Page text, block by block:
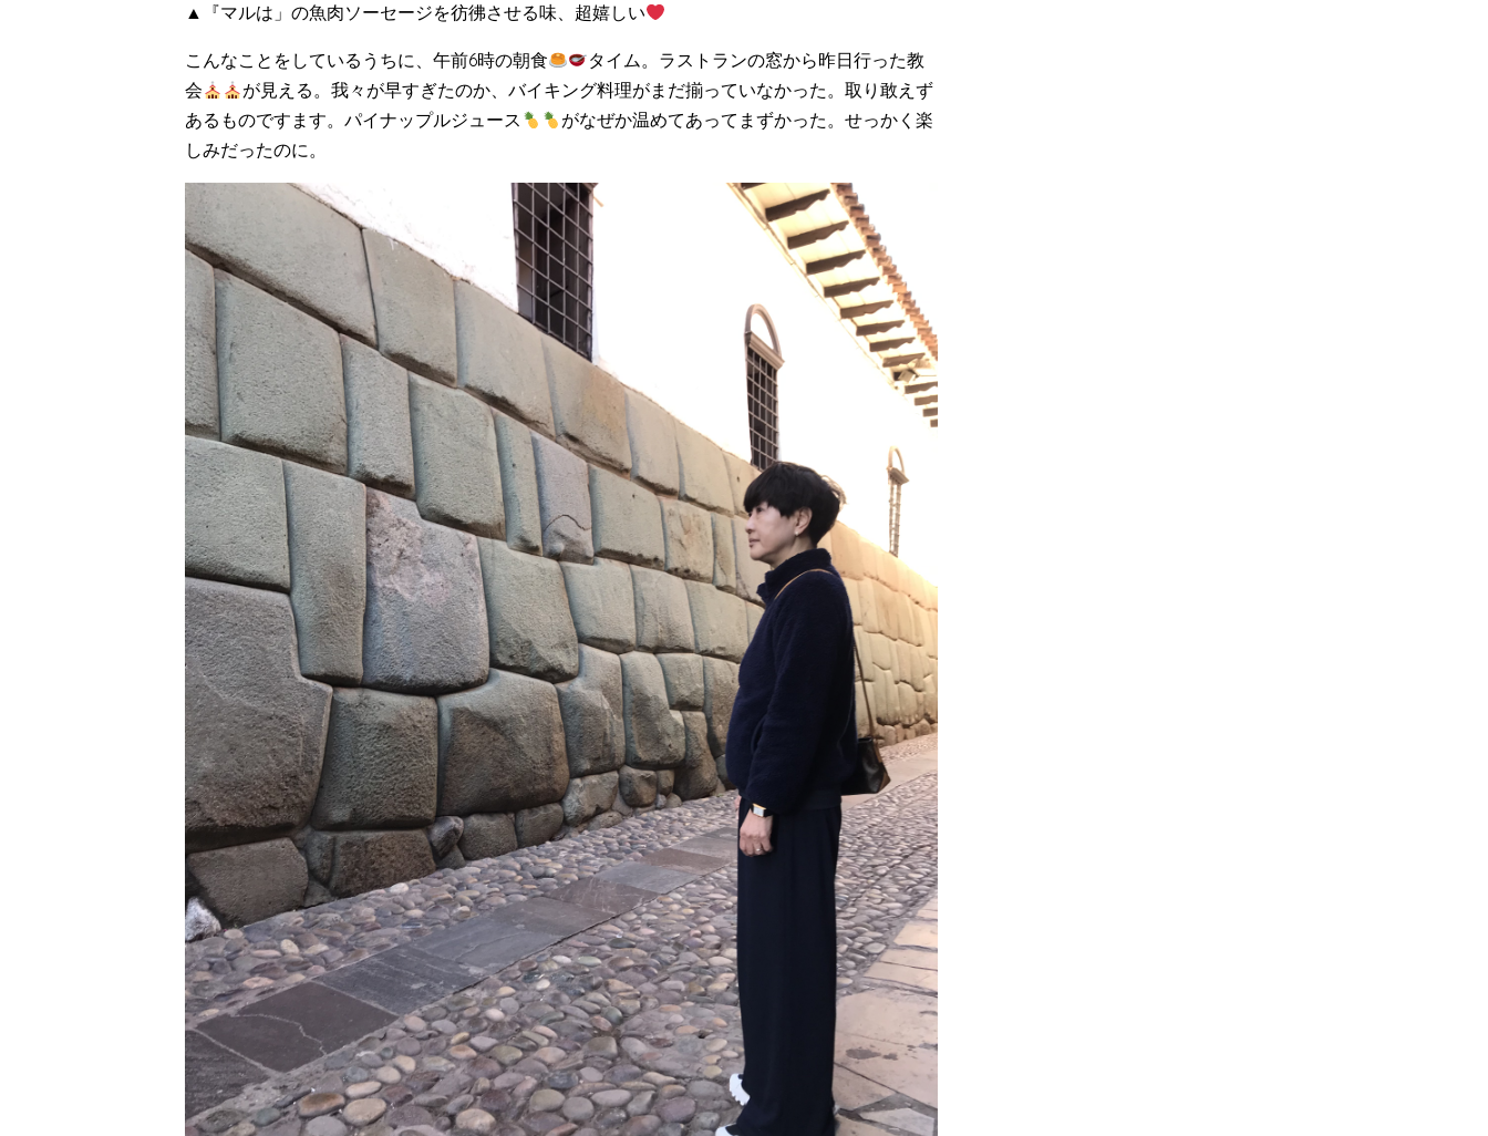
▲『マルは」の魚肉ソーセージを彷彿させる味、超嬉しい
こんなことをしているうちに、午前6時の朝食
タイム。ラストランの窓から昨日行った教
会
が見える。我々が早すぎたのか、バイキング料理がまだ揃っていなかった。取り敢えず
あるものですます。パイナップルジュース
がなぜか温めてあってまずかった。せっかく楽
しみだったのに。